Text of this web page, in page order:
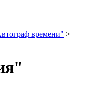
времени" >